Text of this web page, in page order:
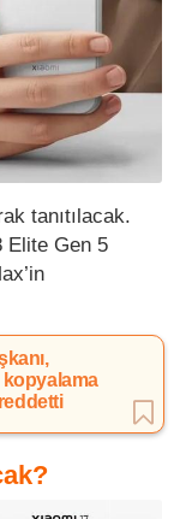
tanıtılacak.
Elite Gen 5